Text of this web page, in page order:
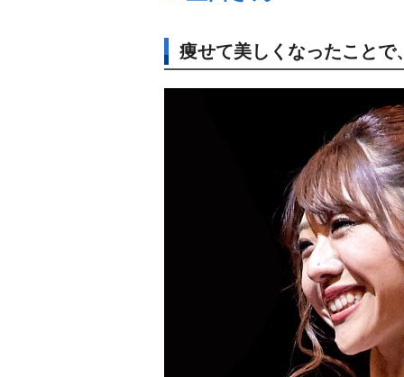
痩せて美しくなったこと